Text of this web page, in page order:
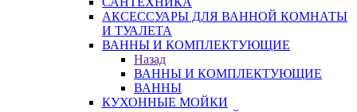
АКСЕССУАРЫ ДЛЯ ВАННОЙ КОМНАТЫ
И ТУАЛЕТА
ВАННЫ И КОМПЛЕКТУЮЩИЕ
Назад
ВАННЫ И КОМПЛЕКТУЮЩИЕ
ВАННЫ
КУХОННЫЕ МОЙКИ